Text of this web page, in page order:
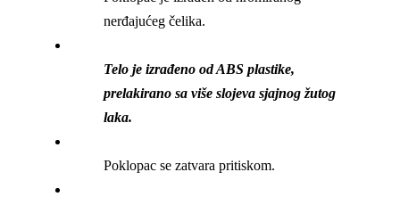
nerđajućeg čelika.
Telo je izrađeno od ABS plastike,
prelakirano sa više slojeva sjajnog žutog
laka.
Poklopac se zatvara pritiskom.